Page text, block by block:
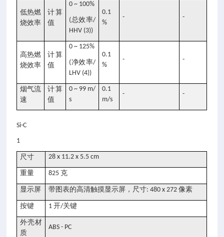
低热燃
烧效率
计算
值
0 ~ 100%
(总效率/
HHV (3))
0.1
%
- -
高热燃
烧效率
计算
值
0 ~ 125%
(净效率/
LHV (4))
0.1
%
- -
烟气流
速
计算
值
0 ~ 99 m/
s
0.1
m/s
- -
Si-C
1
尺寸 28 x 11.2 x 5.5 cm
重量 825 克
显示屏 带图表的高清触摸显示屏，尺寸: 480 x 272像素
按键 1开/关键
外壳材
质
ABS - PC